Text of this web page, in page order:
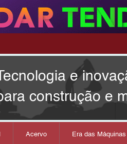
e
construção e
Acervo Era das Máquinas